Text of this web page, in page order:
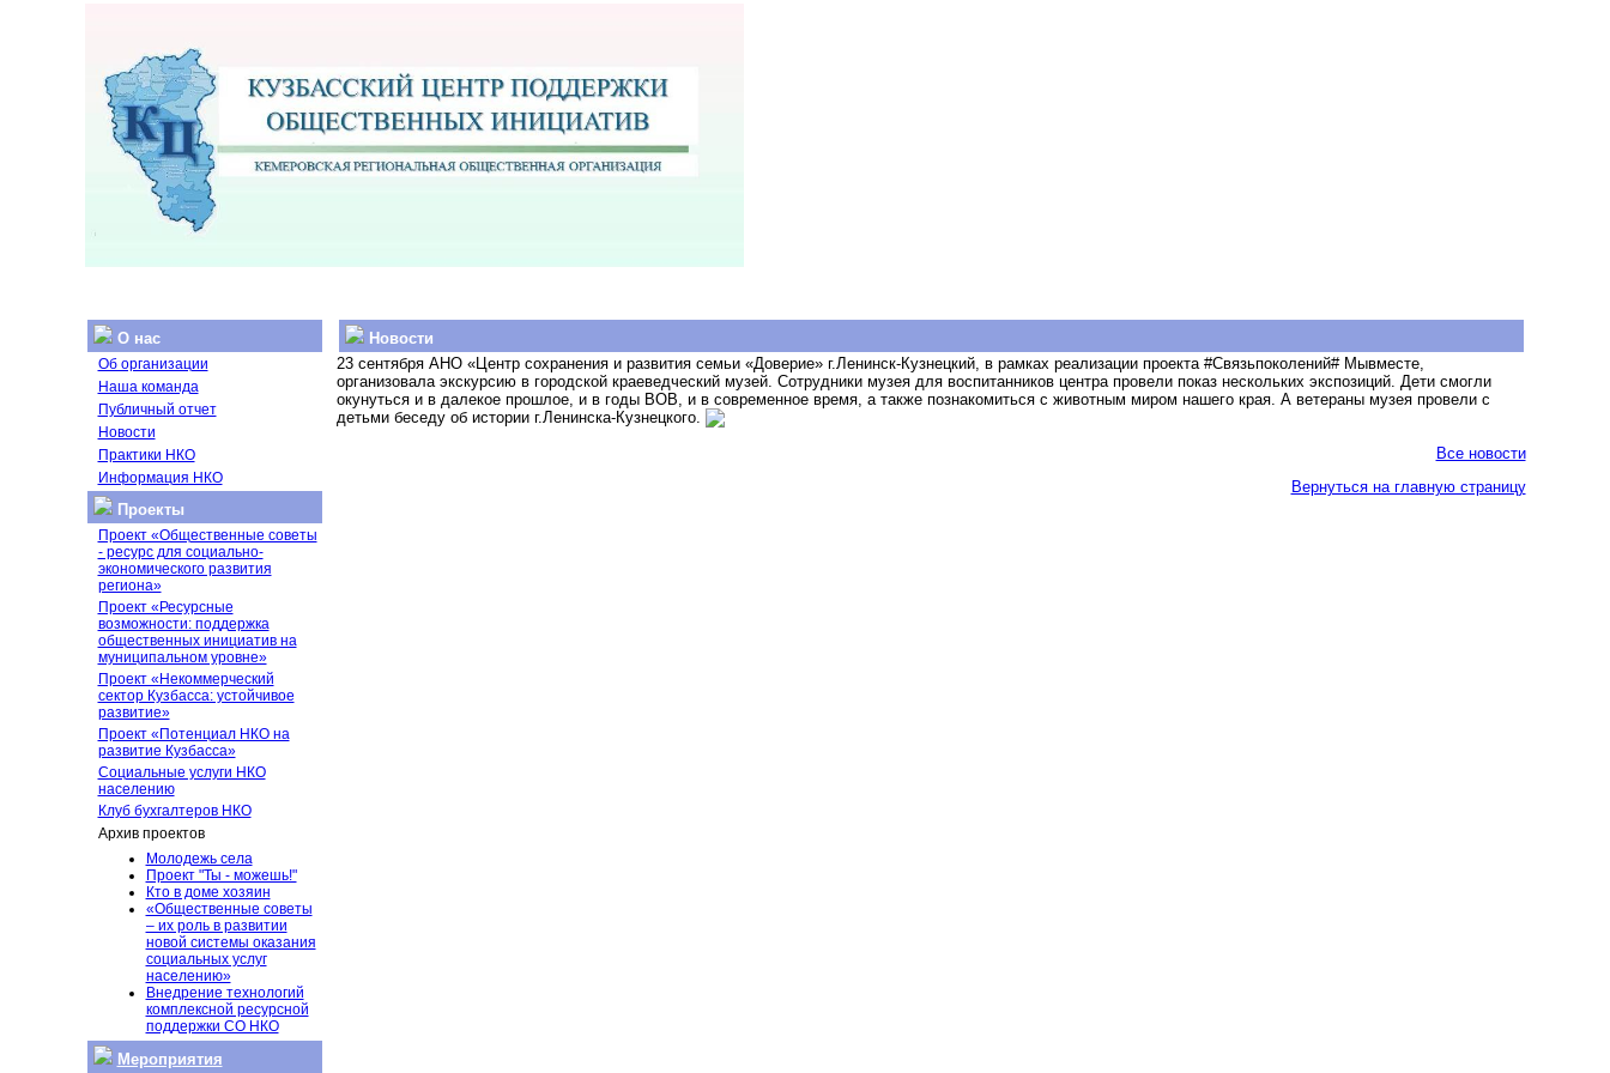
О нас
Об организации
Наша команда
Публичный отчет
Новости
Практики НКО
Информация НКО
Проекты
Проект «Общественные советы
- ресурс для социально-
экономического развития
региона»
Проект «Ресурсные
возможности: поддержка
общественных инициатив на
муниципальном уровне»
Проект «Некоммерческий
сектор Кузбасса: устойчивое
развитие»
Проект «Потенциал НКО на
развитие Кузбасса»
Социальные услуги НКО
населению
Клуб бухгалтеров НКО
Архив проектов
Молодежь села
Проект "Ты - можешь!"
Кто в доме хозяин
«Общественные советы
– их роль в развитии
новой системы оказания
социальных услуг
населению»
Внедрение технологий
комплексной ресурсной
поддержки СО НКО
Мероприятия
Новости
23 сентября АНО «Центр сохранения и развития семьи «Доверие» г.Ленинск-Кузнецкий, в рамках реализации проекта #Связьпоколений# Мывместе,
организовала экскурсию в городской краеведческий музей. Сотрудники музея для воспитанников центра провели показ нескольких экспозиций. Дети смогли
окунуться и в далекое прошлое, и в годы ВОВ, и в современное время, а также познакомиться с животным миром нашего края. А ветераны музея провели с
детьми беседу об истории г.Ленинска-Кузнецкого.
Все новости
Вернуться на главную страницу